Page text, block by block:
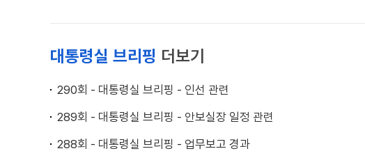
대통령실 브리핑 더보기
290회 - 대통령실 브리핑 - 인선 관련
289회 - 대통령실 브리핑 - 안보실장 일정 관련
288회 - 대통령실 브리핑 - 업무보고 경과